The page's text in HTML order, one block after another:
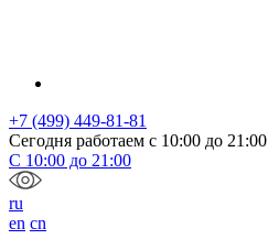
+7 (499) 449-81-81
Сегодня работаем с 10:00 до 21:00
С 10:00 до 21:00
ru
en cn